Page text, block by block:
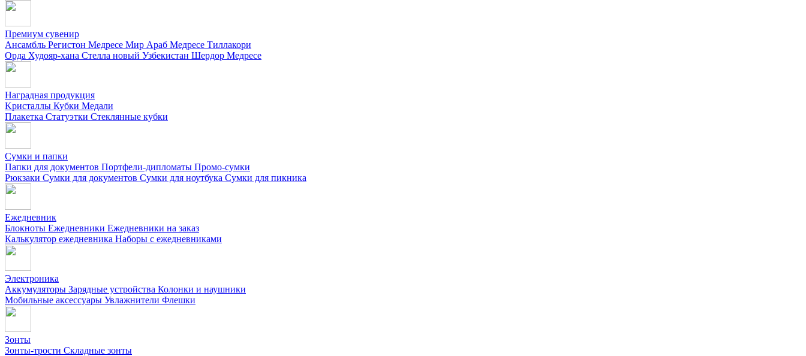
Премиум сувенир
Ансамбль Регистон Медресе Мир Араб Медресе Тиллакори
Орда Худояр-хана Стелла новый Узбекистан Шердор Медресе
Наградная продукция
Kристаллы Кубки Медали
Плакетка Статуэтки Стеклянные кубки
Сумки и папки
Папки для документов Портфели-дипломаты Промо-сумки
Рюкзаки Сумки для документов Сумки для ноутбука Сумки для пикника
Ежедневник
Блокноты Ежедневники Ежедневники на заказ
Калькулятор ежедневника Наборы с ежедневниками
Электроника
Аккумуляторы Зарядные устройства Колонки и наушники
Мобильные аксессуары Увлажнители Флешки
Зонты
Зонты-трости Складные зонты